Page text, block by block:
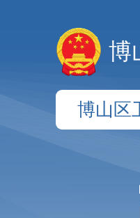
博
博山区